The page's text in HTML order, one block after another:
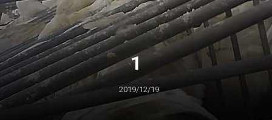
1
2019/12/19